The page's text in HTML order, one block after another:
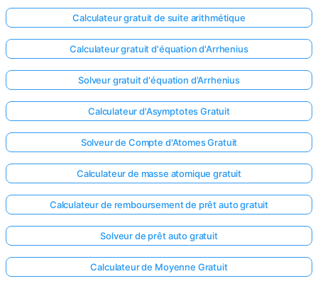
le
Posez
votre
Calculateur gratuit de suite arithmétique
Calculateur gratuit d'équation d'Arrhenius
Solveur gratuit d'équation d'Arrhenius
Calculateur d'Asymptotes Gratuit
Solveur de Compte d'Atomes Gratuit
Calculateur de masse atomique gratuit
Calculateur de remboursement de prêt auto gratuit
Solveur de prêt auto gratuit
Calculateur de Moyenne Gratuit